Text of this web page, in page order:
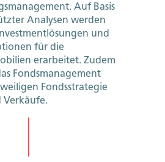
Auf Basis
Analysen werden
und
für die
erarbeitet. Zudem
Fondsmanagement
Fondsstrategie
Verkäufe.